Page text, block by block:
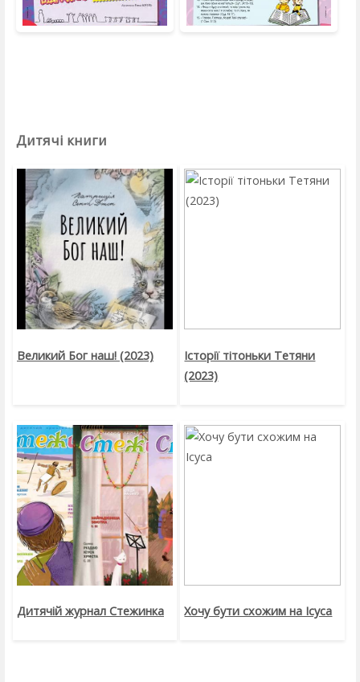
Дитячі книги
Великий Бог наш! (2023)
Історії тітоньки Тетяни
(2023)
Дитячій журнал Стежинка Хочу бути схожим на Ісуса